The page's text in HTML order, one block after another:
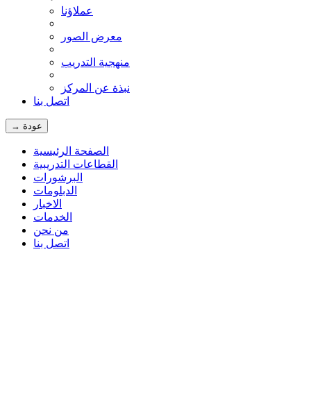
عملاؤنا
معرض الصور
منهجية التدريب
نبذة عن المركز
اتصل بنا
→ عودة
الصفحة الرئيسية
القطاعات التدريبية
البرشورات
الدبلومات
الاخبار
الخدمات
من نحن
اتصل بنا